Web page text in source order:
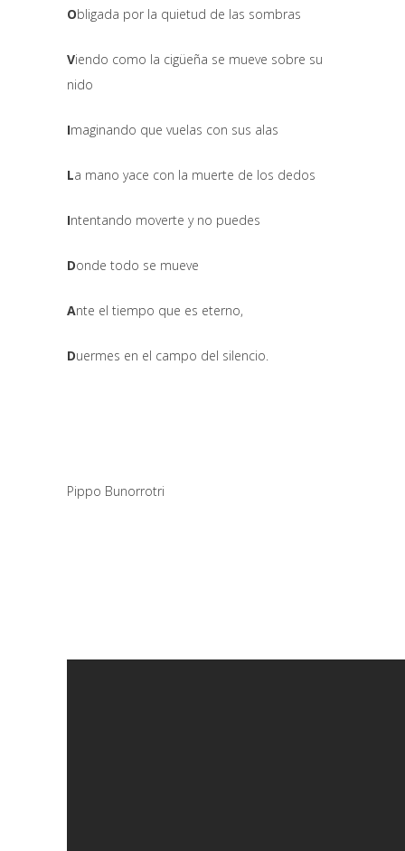
Obligada por la quietud de las sombras
Viendo como la cigüeña se mueve sobre su
nido
Imaginando que vuelas con sus alas
La mano yace con la muerte de los dedos
Intentando moverte y no puedes
Donde todo se mueve
Ante el tiempo que es eterno,
Duermes en el campo del silencio.
Pippo Bunorrotri